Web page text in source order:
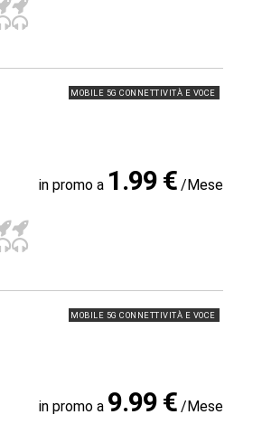
MOBILE 5G CONNETTIVITÀ E VOCE
in promo a 1.99 € /Mese
MOBILE 5G CONNETTIVITÀ E VOCE
in promo a 9.99 € /Mese